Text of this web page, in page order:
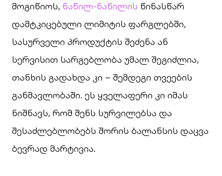
მოგიწიოს, ნაწილ-ნაწილის წინასწარ
დამტკიცებული ლიმიტის ფარგლებში,
სასურველი პროდუქტის შეძენა ან
სერვისით სარგებლობა უმალ შეგიძლია,
თანხის გადახდა კი – შემდეგი თვეების
განმავლობაში. ეს ყველაფერი კი იმას
ნიშნავს, რომ შენს სურვილებსა და
შესაძლებლობებს შორის ბალანსის დაცვა
ბევრად მარტივია.